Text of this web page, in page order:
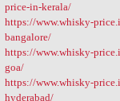
price-in-kerala/
https://www.whisky-
bangalore/
https://www.whisky-
goa/
https://www.whisky-
hyderabad/